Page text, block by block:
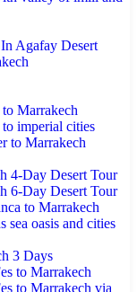
Agafay Desert
Marrakech
imperial cities
to Marrakech
4-Day Desert Tour
6-Day Desert Tour
to Marrakech
sea oasis and cities
3 Days
to Marrakech
to Marrakech via